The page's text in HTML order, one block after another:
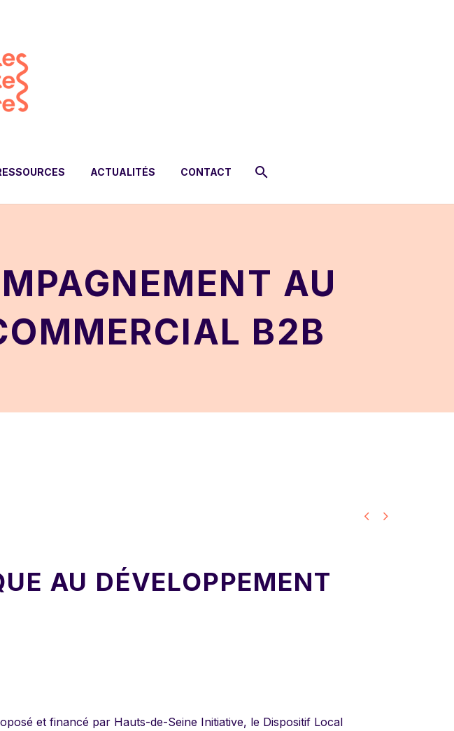
ACTUALITÉS CONTACT
AU
B2B
 
AU DÉVELOPPEMENT
et financé par Hauts-de-Seine Initiative, le Dispositif Local